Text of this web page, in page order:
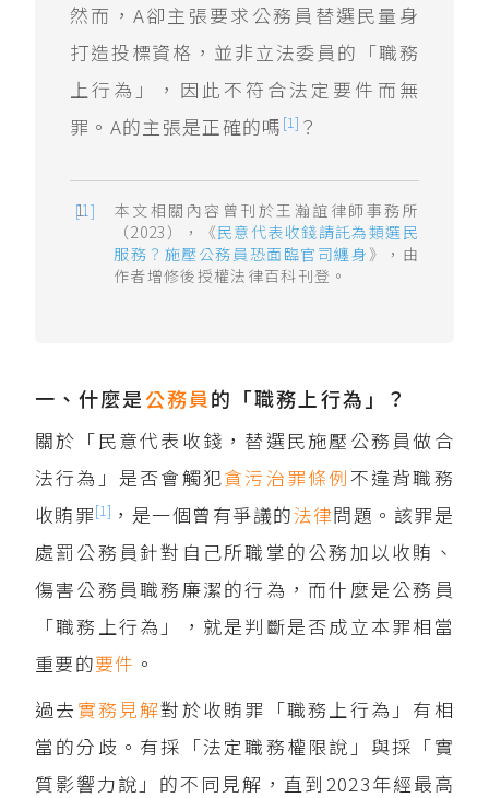
然而，A卻主張要求公務員替選民量身
打造投標資格，並非立法委員的「職務
上行為」，因此不符合法定要件而無
罪。A的主張是正確的嗎 [1] ？
本文相關內容曾刊於王瀚誼律師事務所
（2023），《民意代表收錢請託為類選民
服務？施壓公務員恐面臨官司纏身》，由
作者增修後授權法律百科刊登。
一、什麼是公務員的「職務上行為」？
關於「民意代表收錢，替選民施壓公務員做合
法行為」是否會觸犯貪污治罪條例不違背職務
收賄罪[1] ，是一個曾有爭議的法律問題。該罪是
處罰公務員針對自己所職掌的公務加以收賄、
傷害公務員職務廉潔的行為，而什麼是公務員
「職務上行為」，就是判斷是否成立本罪相當
重要的要件 。
過去 實務見解對於收賄罪「職務上行為」有相
當的分歧。有採「法定職務權限說」與採「實
質影響力說」的不同見解，直到2023年經最高